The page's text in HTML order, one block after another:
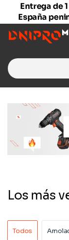
Entrega de
España
Search for:
Los más
Product
Todos